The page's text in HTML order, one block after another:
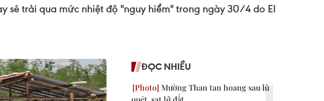
sẽ trải qua mức nhiệt độ "nguy hiểm" trong ngày 30/4 do El
ĐỌC NHIỀU
Mường Than tan hoang sau lũ